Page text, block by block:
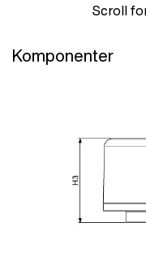
Scroll
Komponenter